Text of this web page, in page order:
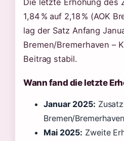
Die letzte Erhöhung des
1,84 % auf 2,18 % (AOK
lag der Satz Anfang
Bremen/Bremerhaven –
Beitrag stabil.
Wann fand die letzte
Januar 2025:
Bremen/
Mai 2025: Zweite